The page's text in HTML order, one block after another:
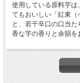
使用している原料芋は
てもおいしい「紅東（
と、若干辛口の口当
香な芋の香りと余韻を
◆ましだやコメント
原料イモが持つ特性
楽しむシリーズ「蒸
菌の種類、はては蒸